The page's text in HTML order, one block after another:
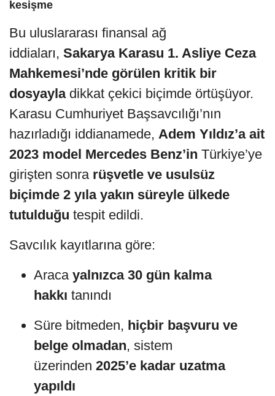
kesişme
Bu uluslararası finansal ağ
iddiaları, Sakarya Karasu 1. Asliye Ceza
Mahkemesi’nde görülen kritik bir
dosyayladikkat çekici biçimde örtüşüyor.
Karasu Cumhuriyet Başsavcılığı’nın
hazırladığı iddianamede, Adem Yıldız’a ait
2023 model Mercedes Benz’in Türkiye’ye
girişten sonra rüşvetle ve usulsüz
biçimde 2 yıla yakın süreyle ülkede
tutulduğu tespit edildi.
Savcılık kayıtlarına göre:
Araca yalnızca 30 gün kalma
hakkı tanındı
Süre bitmeden, hiçbir başvuru ve
belge olmadan, sistem
üzerinden 2025’e kadar uzatma
yapıldı